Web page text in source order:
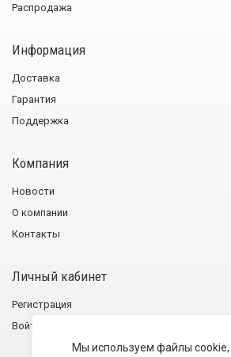
Распродажа
Информация
Доставка
Гарантия
Поддержка
Компания
Новости
О компании
Контакты
Личный кабинет
Регистрация
Войти
Мы используем файлы